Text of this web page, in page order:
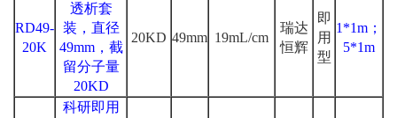
RD49-
20K
透析套
装，直径
49mm，截
留分子量
20KD
20KD 49mm 19mL/cm
瑞达
恒辉
即
用
型
1*1m；
5*1m
科研即用